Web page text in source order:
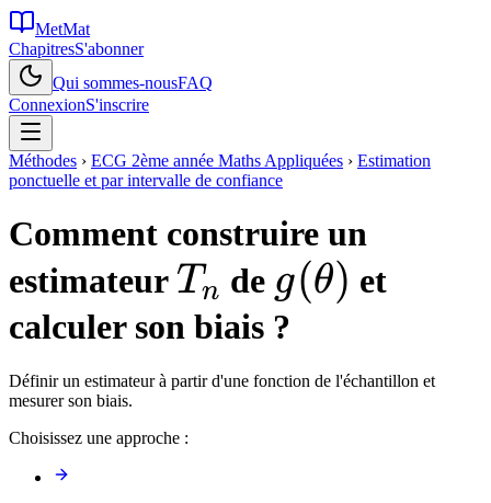
MetMat
ChapitresS'abonner
Qui sommes-nousFAQ
ConnexionS'inscrire
Méthodes › ECG 2ème année Maths Appliquées › Estimation
ponctuelle et par intervalle de confiance
Comment construire un
estimateurT_n
T n de g(\theta)
g(θ) et
calculer son biais ?
Définir un estimateur à partir d'une fonction de l'échantillon et
mesurer son biais.
Choisissez une approche :